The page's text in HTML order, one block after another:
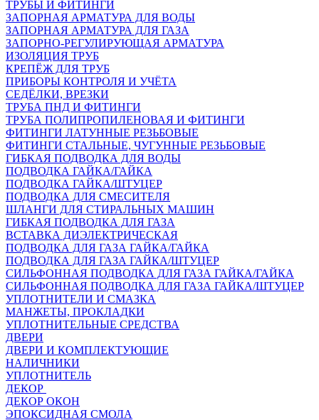
ТРУБЫ И ФИТИНГИ
ЗАПОРНАЯ АРМАТУРА ДЛЯ ВОДЫ
ЗАПОРНАЯ АРМАТУРА ДЛЯ ГАЗА
ЗАПОРНО-РЕГУЛИРУЮЩАЯ АРМАТУРА
ИЗОЛЯЦИЯ ТРУБ
КРЕПЁЖ ДЛЯ ТРУБ
ПРИБОРЫ КОНТРОЛЯ И УЧЁТА
СЕДЁЛКИ, ВРЕЗКИ
ТРУБА ПНД И ФИТИНГИ
ТРУБА ПОЛИПРОПИЛЕНОВАЯ И ФИТИНГИ
ФИТИНГИ ЛАТУННЫЕ РЕЗЬБОВЫЕ
ФИТИНГИ СТАЛЬНЫЕ, ЧУГУННЫЕ РЕЗЬБОВЫЕ
ГИБКАЯ ПОДВОДКА ДЛЯ ВОДЫ
ПОДВОДКА ГАЙКА/ГАЙКА
ПОДВОДКА ГАЙКА/ШТУЦЕР
ПОДВОДКА ДЛЯ СМЕСИТЕЛЯ
ШЛАНГИ ДЛЯ СТИРАЛЬНЫХ МАШИН
ГИБКАЯ ПОДВОДКА ДЛЯ ГАЗА
ВСТАВКА ДИЭЛЕКТРИЧЕСКАЯ
ПОДВОДКА ДЛЯ ГАЗА ГАЙКА/ГАЙКА
ПОДВОДКА ДЛЯ ГАЗА ГАЙКА/ШТУЦЕР
СИЛЬФОННАЯ ПОДВОДКА ДЛЯ ГАЗА ГАЙКА/ГАЙКА
СИЛЬФОННАЯ ПОДВОДКА ДЛЯ ГАЗА ГАЙКА/ШТУЦЕР
УПЛОТНИТЕЛИ И СМАЗКА
МАНЖЕТЫ, ПРОКЛАДКИ
УПЛОТНИТЕЛЬНЫЕ СРЕДСТВА
ДВЕРИ
ДВЕРИ И КОМПЛЕКТУЮЩИЕ
НАЛИЧНИКИ
УПЛОТНИТЕЛЬ
ДЕКОР
ДЕКОР ОКОН
ЭПОКСИДНАЯ СМОЛА